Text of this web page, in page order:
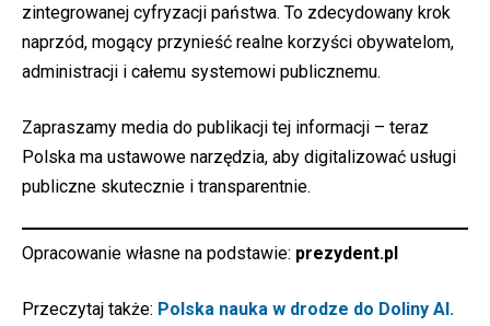
zintegrowanej cyfryzacji państwa. To zdecydowany krok
naprzód, mogący przynieść realne korzyści obywatelom,
administracji i całemu systemowi publicznemu.
Zapraszamy media do publikacji tej informacji – teraz
Polska ma ustawowe narzędzia, aby digitalizować usługi
publiczne skutecznie i transparentnie.
Opracowanie własne na podstawie: prezydent.pl
Przeczytaj także: Polska nauka w drodze do Doliny AI.